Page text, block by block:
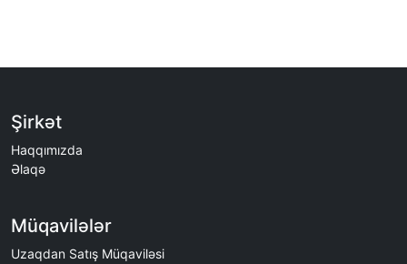
Şirkət
Haqqımızda
Əlaqə
Müqavilələr
Uzaqdan Satış Müqaviləsi